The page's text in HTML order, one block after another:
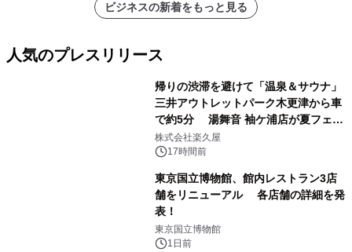
ビジネスの新着をもっと見る
人気のプレスリリース
帰りの渋滞を避けて「温泉＆サウナ」
三井アウトレットパーク木更津から車
で約5分 湯舞音 袖ケ浦店が夏フェア
メニューを提供
株式会社楽久屋
17時間前
東京国立博物館、館内レストラン3店
舗をリニューアル 各店舗の詳細を発
表！
東京国立博物館
1日前